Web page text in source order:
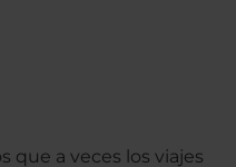
que a veces los viajes